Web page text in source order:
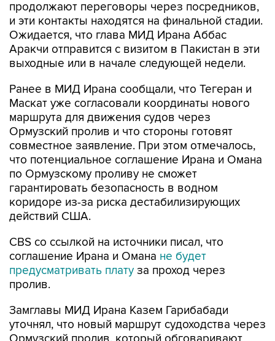
продолжают переговоры через посредников,
и эти контакты находятся на финальной стадии.
Ожидается, что глава МИД Ирана Аббас
Аракчи отправится с визитом в Пакистан в эти
выходные или в начале следующей недели.
Ранее в МИД Ирана сообщали, что Тегеран и
Маскат уже согласовали координаты нового
маршрута для движения судов через
Ормузский пролив и что стороны готовят
совместное заявление. При этом отмечалось,
что потенциальное соглашение Ирана и Омана
по Ормузскому проливу не сможет
гарантировать безопасность в водном
коридоре из-за риска дестабилизирующих
действий США.
CBS со ссылкой на источники писал, что
соглашение Ирана и Омана не будет
предусматривать плату за проход через
пролив.
Замглавы МИД Ирана Казем Гарибабади
уточнял, что новый маршрут судоходства через